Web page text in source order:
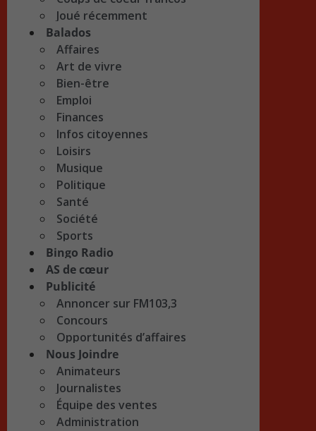
Joué récemment
Balados
Affaires
Art de vivre
Bien-être
Emploi
Finances
Infos citoyennes
Loisirs
Musique
Politique
Santé
Société
Sports
Bingo Radio
AS de cœur
Publicité
Annoncer sur FM103,3
Concours
Opportunités d’affaires
Nous Joindre
Animateurs
Journalistes
Équipe des ventes
Administration